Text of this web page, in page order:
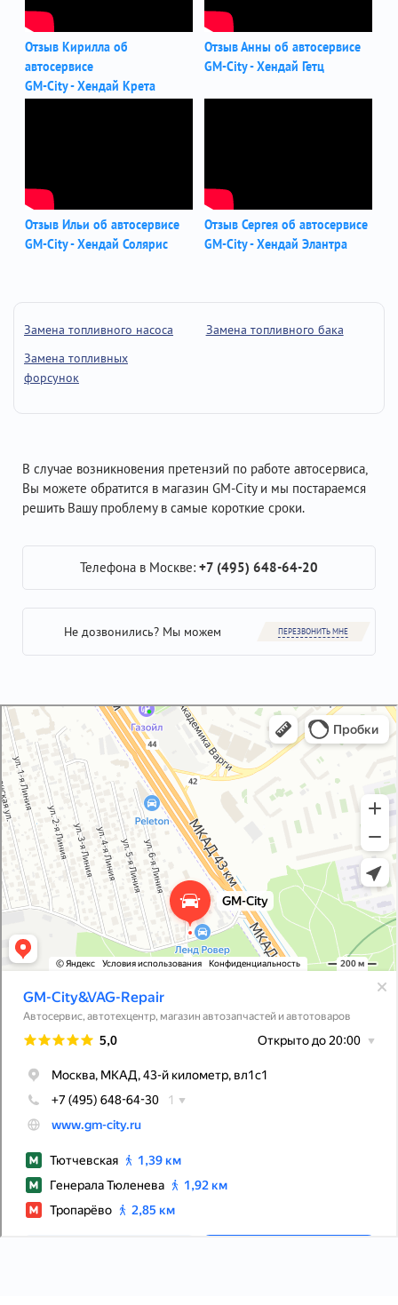
Отзыв Кирилла об
автосервисе
GM-City - Хендай Крета
Отзыв Анны об автосервисе
GM-City - Хендай Гетц
Отзыв Ильи об автосервисе
GM-City - Хендай Солярис
Отзыв Сергея об автосервисе
GM-City - Хендай Элантра
Замена топливного насоса
Замена топливного бака
Замена топливных
форсунок
В случае возникновения претензий по работе автосервиса,
Вы можете обратится в магазин GM-City и мы постараемся
решить Вашу проблему в самые короткие сроки.
Телефона в Москве: +7 (495) 648-64-20
Не дозвонились? Мы можем ПЕРЕЗВОНИТЬ МНЕ
GM-City&VAG-Repair
Автосервис, автотехцентр в Москве
Магазин автозапчастей и автотоваров в Москве